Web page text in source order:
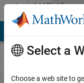
Skip to contentMATLAB
Answers
Select a
Choose a web site to